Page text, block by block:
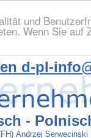
und
Wenn Sie
d-pl-
-
Andrzej Serwecinski